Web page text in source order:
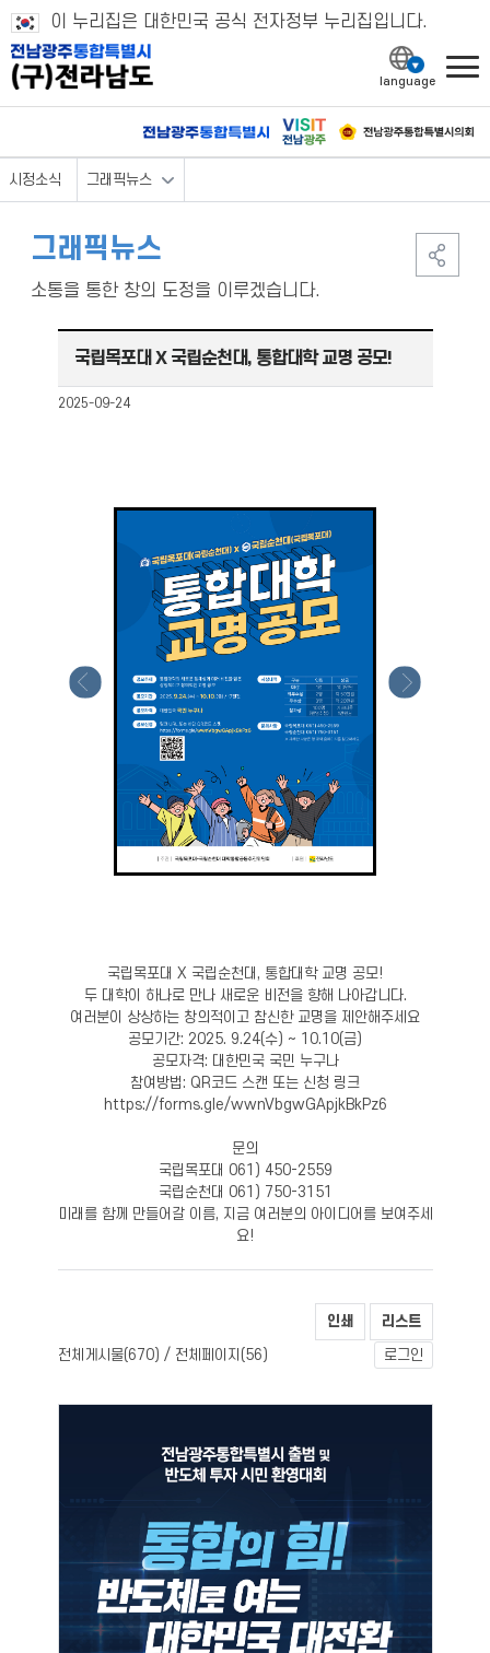
이 누리집은 대한민국 공식 전자정부 누리집입니다.
시정소식 그래픽뉴스
그래픽뉴스
소통을 통한 창의 도정을 이루겠습니다.
국립목포대 X 국립순천대, 통합대학 교명 공모!
2025-09-24
국립목포대 X 국립순천대, 통합대학 교명 공모!
두 대학이 하나로 만나 새로운 비전을 향해 나아갑니다.
여러분이 상상하는 창의적이고 참신한 교명을 제안해주세요
공모기간: 2025. 9.24(수) ~ 10.10(금)
공모자격: 대한민국 국민 누구나
참여방법: QR코드 스캔 또는 신청 링크
https://forms.gle/wwnVbgwGApjkBkPz6
문의
국립목포대 061) 450-2559
국립순천대 061) 750-3151
미래를 함께 만들어갈 이름, 지금 여러분의 아이디어를 보여주세
요!
인쇄 리스트
전체게시물(670) / 전체페이지(56 ) 로그인